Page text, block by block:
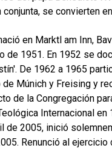
se convierten
en Marktl am Inn,
de 1951. En 1952 se
De 1962 a 1965
Múnich y Freising y
de la Congregación
Internacional
de 2005, inició
Renunció al